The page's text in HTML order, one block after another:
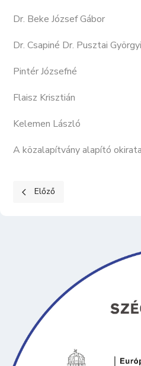
Dr. Beke József Gábor
Dr. Csapiné Dr. Pusztai
Pintér Józsefné
Flaisz Krisztián
Kelemen László
A közalapítvány alapító okirata
Előző cikk: KÖZÉRDEKŰ
Előző